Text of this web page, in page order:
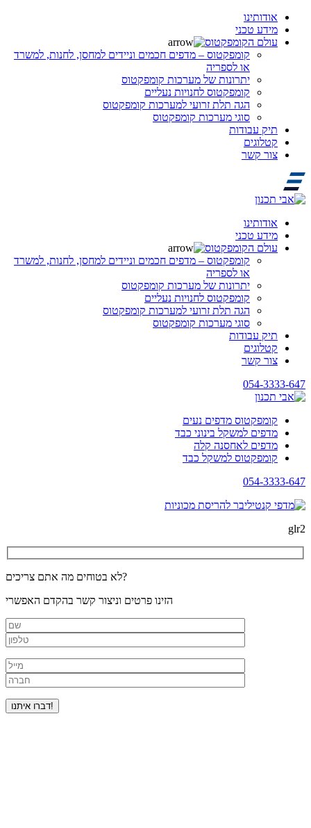
אודותינו
מידע טכני
עולם הקומפקטוס
קומפקטוס – מדפים חכמים וניידים למחסן, לחנות, למשרד
או לספריה
יתרונות של מערכות קומפקטוס
קומפקטוס לחנויות נעליים
הגה תלת זרועי למערכות קומפקטוס
סוגי מערכות קומפקטוס
תיק עבודות
קטלוגים
צור קשר
אודותינו
מידע טכני
עולם הקומפקטוס
קומפקטוס – מדפים חכמים וניידים למחסן, לחנות, למשרד
או לספריה
יתרונות של מערכות קומפקטוס
קומפקטוס לחנויות נעליים
הגה תלת זרועי למערכות קומפקטוס
סוגי מערכות קומפקטוס
תיק עבודות
קטלוגים
צור קשר
054-3333-647
קומפקטוס מדפים נעים
מדפים למשקל בינוני כבד
מדפים לאחסנה קלה
קומפקטוס למשקל כבד
054-3333-647
glr2
לא בטוחים מה אתם צריכים?
הזינו פרטים וניצור קשר בהקדם האפשרי